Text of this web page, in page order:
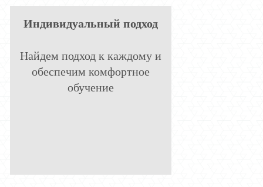
Индивидуальный подход
Найдем подход к каждому и
обеспечим комфортное
обучение